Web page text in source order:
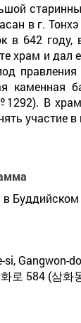
в г.
в 642
храм и дал
каменная
В
участие в
si, Gangwon-
로 584 (삼화